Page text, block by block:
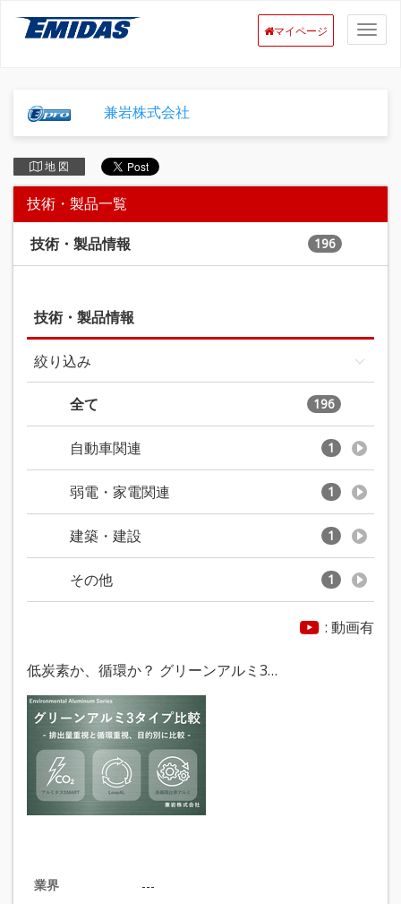
マイページ
兼岩株式会社
地 図
技術・製品一覧
196
技術・製品情報
技術・製品情報
絞り込み
196
全て
1
自動車関連
1
弱電・家電関連
1
建築・建設
1
その他
: 動画有
低炭素か、循環か？ グリーンアルミ3…
業界
---